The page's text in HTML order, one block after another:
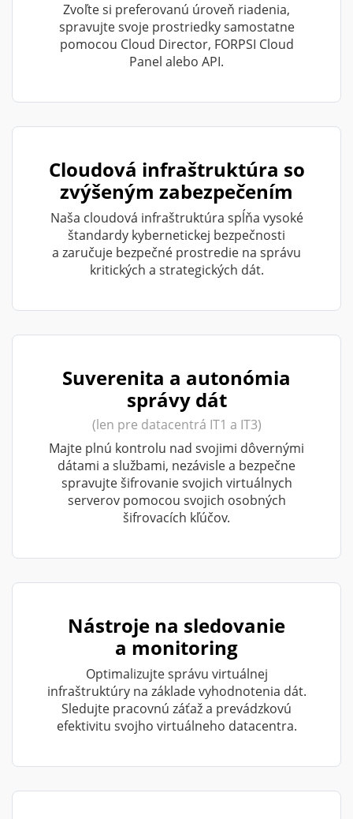
Zvoľte si preferovanú úroveň riadenia,
spravujte svoje prostriedky samostatne
pomocou Cloud Director, FORPSI Cloud
Panel alebo API.
Cloudová infraštruktúra so
zvýšeným zabezpečením
Naša cloudová infraštruktúra spĺňa vysoké
štandardy kybernetickej bezpečnosti
a zaručuje bezpečné prostredie na správu
kritických a strategických dát.
Suverenita a autonómia
správy dát
(len pre datacentrá IT1 a IT3)
Majte plnú kontrolu nad svojimi dôvernými
dátami a službami, nezávisle a bezpečne
spravujte šifrovanie svojich virtuálnych
serverov pomocou svojich osobných
šifrovacích kľúčov.
Nástroje na sledovanie
a monitoring
Optimalizujte správu virtuálnej
infraštruktúry na základe vyhodnotenia dát.
Sledujte pracovnú záťaž a prevádzkovú
efektivitu svojho virtuálneho datacentra.